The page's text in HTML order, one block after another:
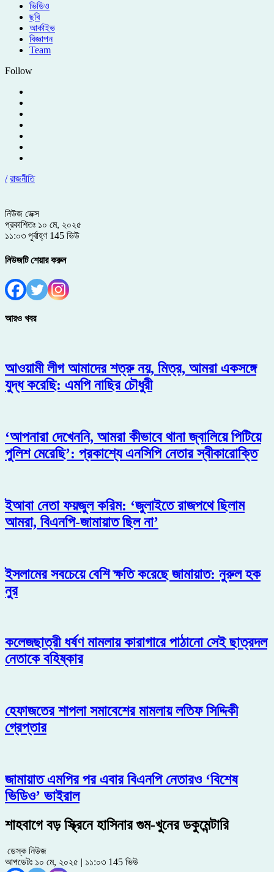
ভিডিও
ছবি
আর্কাইভ
বিজ্ঞাপন
Team
Follow
/ রাজনীতি
নিউজ ডেক্স
প্রকাশিতঃ ১০ মে, ২০২৫
১১:০৩ পূর্বাহ্ণ 145 ভিউ
নিউজটি শেয়ার করুন
আরও খবর
আওয়ামী লীগ আমাদের শত্রু নয়, মিত্র, আমরা একসঙ্গে
যুদ্ধ করেছি: এমপি নাছির চৌধুরী
‘আপনারা দেখেননি, আমরা কীভাবে থানা জ্বালিয়ে পিটিয়ে
পুলিশ মেরেছি’: প্রকাশ্যে এনসিপি নেতার স্বীকারোক্তি
ইআবা নেতা ফয়জুল করিম: ‘জুলাইতে রাজপথে ছিলাম
আমরা, বিএনপি-জামায়াত ছিল না’
ইসলামের সবচেয়ে বেশি ক্ষতি করেছে জামায়াত: নুরুল হক
নুর
কলেজছাত্রী ধর্ষণ মামলায় কারাগারে পাঠানো সেই ছাত্রদল
নেতাকে বহিষ্কার
হেফাজতের শাপলা সমাবেশের মামলায় লতিফ সিদ্দিকী
গ্রেপ্তার
জামায়াত এমপির পর এবার বিএনপি নেতারও ‘বিশেষ
ভিডিও’ ভাইরাল
শাহবাগে বড় স্ক্রিনে হাসিনার গুম-খুনের ডকুমেন্টারি
ডেস্ক নিউজ
আপডেটঃ ১০ মে, ২০২৫ | ১১:০৩ 145 ভিউ